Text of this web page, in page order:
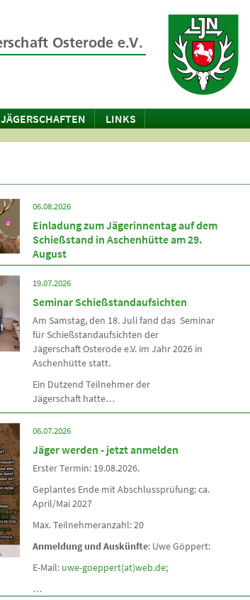
JÄGERSCHAFTEN LINKS
06.08.2026
Einladung zum Jägerinnentag auf dem
Schießstand in Aschenhütte am 29.
August
19.07.2026
Seminar Schießstandaufsichten
Am Samstag, den 18. Juli fand das Seminar
für Schießstandaufsichten der
Jägerschaft Osterode e.V. im Jahr 2026 in
Aschenhütte statt.
Ein Dutzend Teilnehmer der
Jägerschaft hatte…
06.07.2026
Jäger werden - jetzt anmelden
Erster Termin: 19.08.2026.
Geplantes Ende mit Abschlussprüfung: ca.
April/Mai 2027
Max. Teilnehmeranzahl: 20
Anmeldung und Auskünfte: Uwe Göppert:
E-Mail: uwe-goeppert(at)web.de;
…